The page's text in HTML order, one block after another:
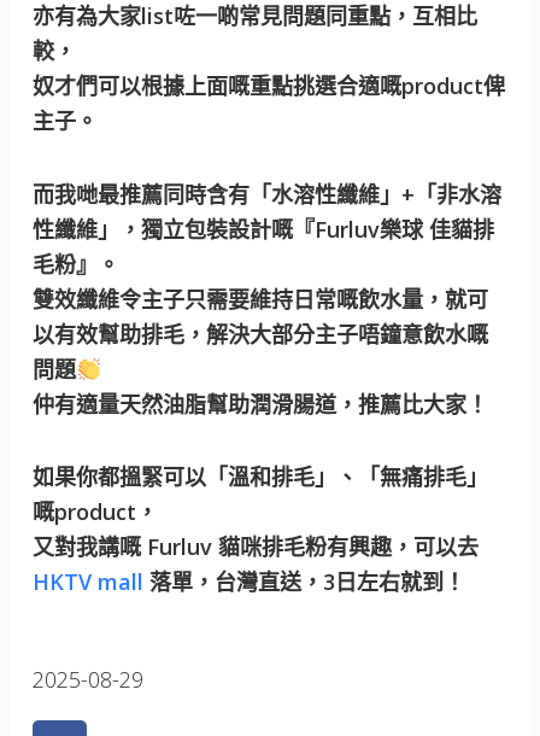
亦有為大家list咗一啲常見問題同重點，互相比
較，
奴才們可以根據上面嘅重點挑選合適嘅product俾
主子。
而我哋最推薦同時含有「水溶性纖維」+「非水溶
性纖維」，獨立包裝設計嘅『Furluv樂球 佳貓排
毛粉』。
雙效纖維令主子只需要維持日常嘅飲水量，就可
以有效幫助排毛，解決大部分主子唔鐘意飲水嘅
問題
仲有適量天然油脂幫助潤滑腸道，推薦比大家！
如果你都搵緊可以「溫和排毛」、「無痛排毛」
嘅product，
又對我講嘅 Furluv 貓咪排毛粉有興趣，可以去
HKTV mall 落單，台灣直送，3日左右就到！
2025-08-29